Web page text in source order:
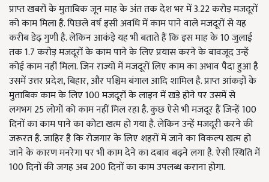
प्राप्त खबरों के मुताबिक जून माह के अंत तक देश भर में 3.22 करोड़ मजदूरों
को काम मिला है. पिछले वर्ष इसी अवधि में काम पाने वाले मजदूरों से यह
करीब डेढ़ गुणी है. लेकिन आकंड़े यह भी बताते हैं कि इस माह के 10 जुलाई
तक 1.7 करोड़ मजदूरों के काम पाने के लिए प्रयास करने के बावजूद उन्हें
कोई काम नहीं मिला. जिन राज्यों में मजदूरों लिए काम का अभाव पैदा हुआ है
उसमें उत्तर प्रदेश, बिहार, और पश्चिम बंगाल आदि शामिल है. प्राप्त आंकड़ों के
मुताबिक काम के लिए 100 मजदूरों के लाइन में खड़े होने पर उसमें से
लगभग 25 लोगों को काम नहीं मिल रहा है. कुछ ऐसे भी मजदूर हैं जिन्हें 100
दिनों का काम पाने का कोटा खत्म हो गया है. लेकिन उन्हें मजदूरी करने की
जरूरत है. जाहिर है कि रोजगार के लिए शहरों में जाने का विकल्प खत्म हो
जाने के कारण मनरेगा पर भी काम देने का दबाव बढ़ने लगा है. ऐसी स्थिति में
100 दिनों की जगह अब 200 दिनों का काम उपलब्ध कराना होगा.